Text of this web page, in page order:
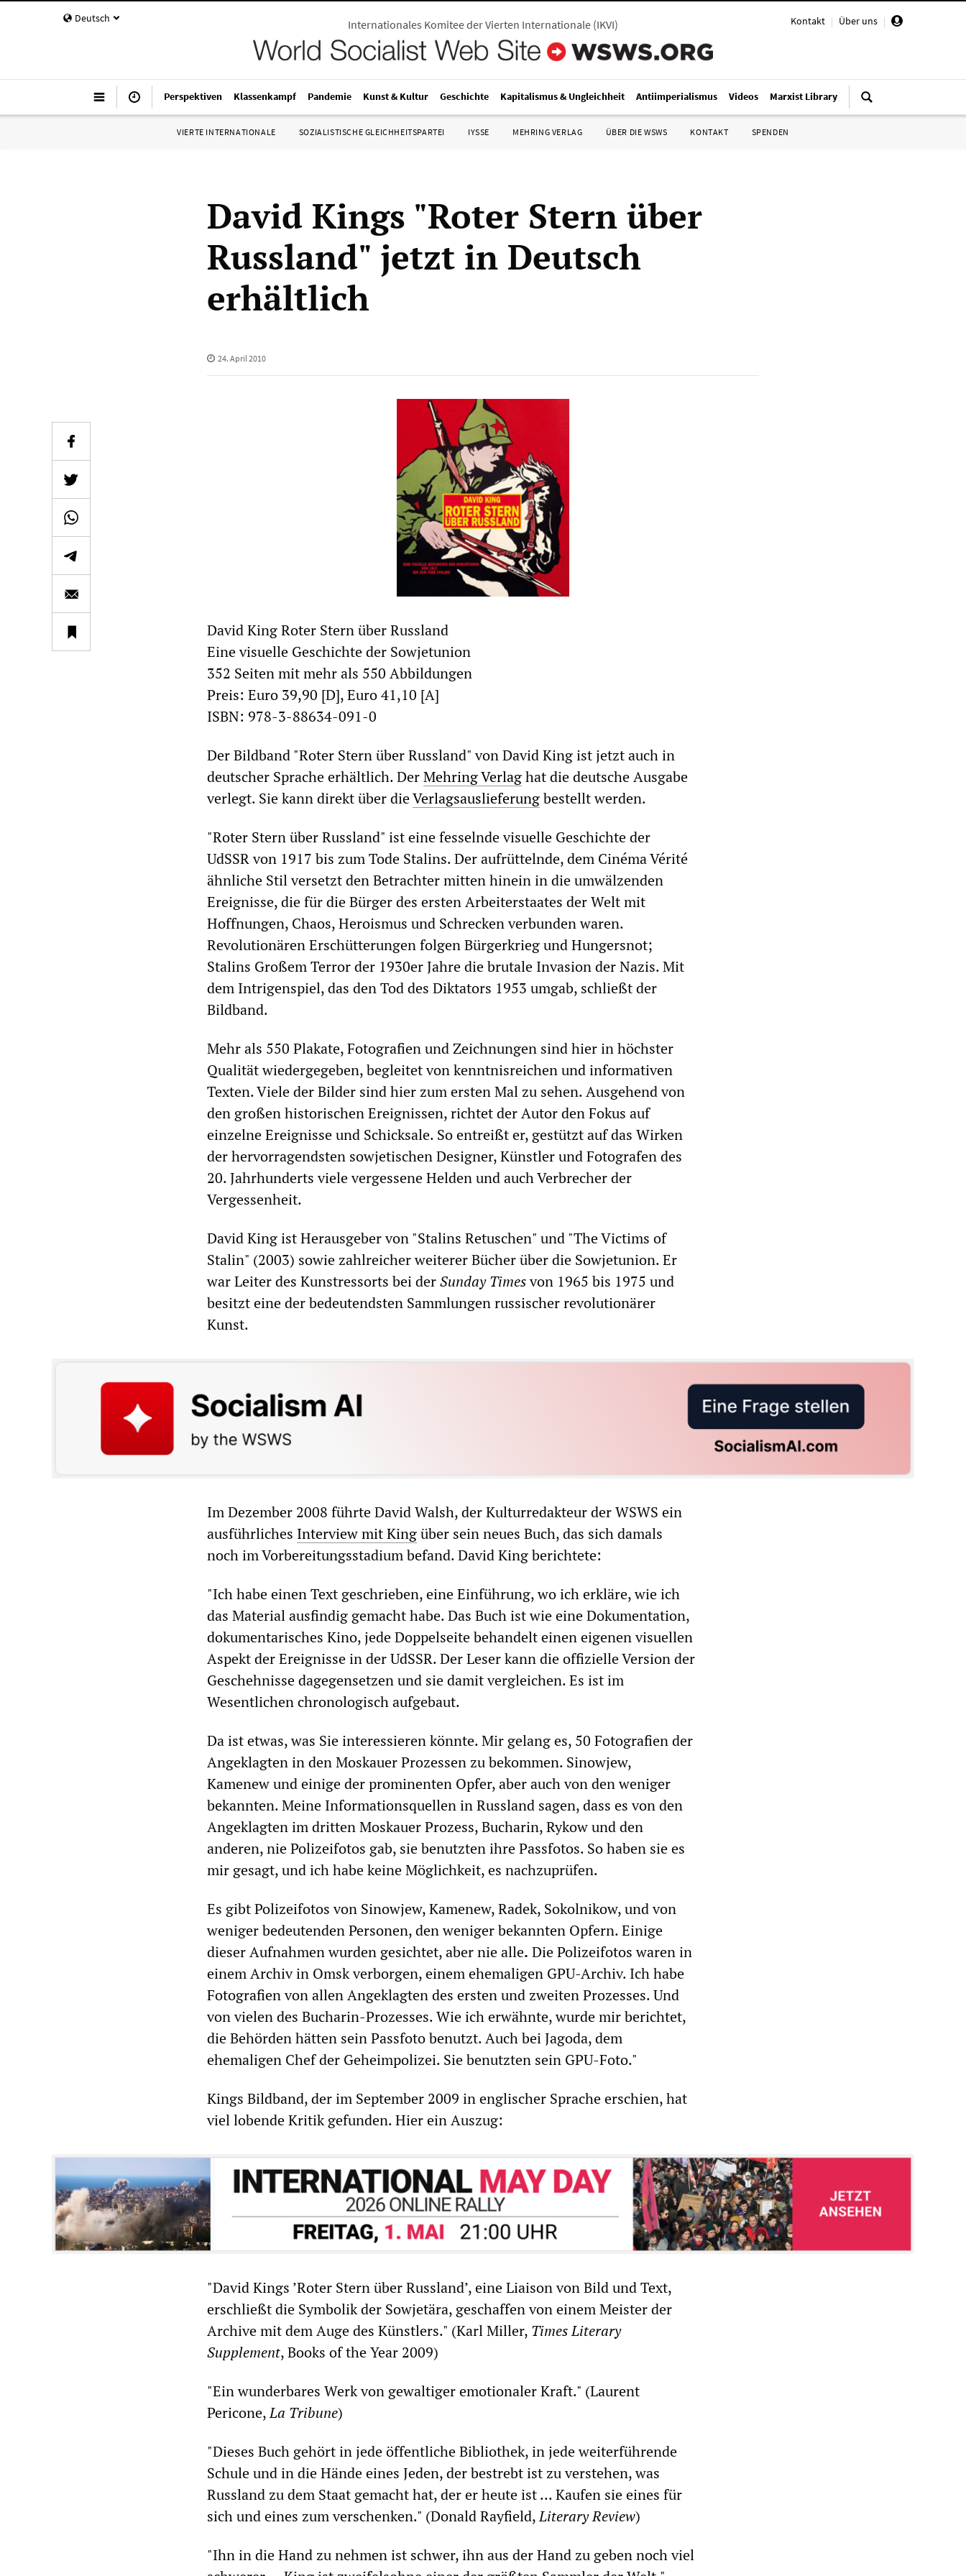
Deutsch Kontakt | Über uns |
Internationales Komitee der Vierten Internationale (IKVI)
Perspektiven Klassenkampf Pandemie Kunst & Kultur Geschichte Kapitalismus & Ungleichheit Antiimperialismus Videos Marxist Library
VIERTE INTERNATIONALE SOZIALISTISCHE GLEICHHEITSPARTEI IYSSE MEHRING VERLAG ÜBER DIE WSWS KONTAKT SPENDEN
David Kings "Roter Stern über
Russland" jetzt in Deutsch
erhältlich
24. April 2010
David King Roter Stern über Russland
Eine visuelle Geschichte der Sowjetunion
352 Seiten mit mehr als 550 Abbildungen
Preis: Euro 39,90 [D], Euro 41,10 [A]
ISBN: 978-3-88634-091-0
Der Bildband "Roter Stern über Russland" von David King ist jetzt auch in
deutscher Sprache erhältlich. DerMehring Verlaghat die deutsche Ausgabe
verlegt. Sie kann direkt über dieVerlagsauslieferungbestellt werden.
"Roter Stern über Russland" ist eine fesselnde visuelle Geschichte der
UdSSR von 1917 bis zum Tode Stalins. Der aufrüttelnde, dem Cinéma Vérité
ähnliche Stil versetzt den Betrachter mitten hinein in die umwälzenden
Ereignisse, die für die Bürger des ersten Arbeiterstaates der Welt mit
Hoffnungen, Chaos, Heroismus und Schrecken verbunden waren.
Revolutionären Erschütterungen folgen Bürgerkrieg und Hungersnot;
Stalins Großem Terror der 1930er Jahre die brutale Invasion der Nazis. Mit
dem Intrigenspiel, das den Tod des Diktators 1953 umgab, schließt der
Bildband.
Mehr als 550 Plakate, Fotografien und Zeichnungen sind hier in höchster
Qualität wiedergegeben, begleitet von kenntnisreichen und informativen
Texten. Viele der Bilder sind hier zum ersten Mal zu sehen. Ausgehend von
den großen historischen Ereignissen, richtet der Autor den Fokus auf
einzelne Ereignisse und Schicksale. So entreißt er, gestützt auf das Wirken
der hervorragendsten sowjetischen Designer, Künstler und Fotografen des
20. Jahrhunderts viele vergessene Helden und auch Verbrecher der
Vergessenheit.
David King ist Herausgeber von "Stalins Retuschen" und "The Victims of
Stalin" (2003) sowie zahlreicher weiterer Bücher über die Sowjetunion. Er
war Leiter des Kunstressorts bei derSunday Timesvon 1965 bis 1975 und
besitzt eine der bedeutendsten Sammlungen russischer revolutionärer
Kunst.
Im Dezember 2008 führte David Walsh, der Kulturredakteur der WSWS ein
ausführliches Interview mit Kingüber sein neues Buch, das sich damals
noch im Vorbereitungsstadium befand. David King berichtete:
"Ich habe einen Text geschrieben, eine Einführung, wo ich erkläre, wie ich
das Material ausfindig gemacht habe. Das Buch ist wie eine Dokumentation,
dokumentarisches Kino, jede Doppelseite behandelt einen eigenen visuellen
Aspekt der Ereignisse in der UdSSR. Der Leser kann die offizielle Version der
Geschehnisse dagegensetzen und sie damit vergleichen. Es ist im
Wesentlichen chronologisch aufgebaut.
Da ist etwas, was Sie interessieren könnte. Mir gelang es, 50 Fotografien der
Angeklagten in den Moskauer Prozessen zu bekommen. Sinowjew,
Kamenew und einige der prominenten Opfer, aber auch von den weniger
bekannten. Meine Informationsquellen in Russland sagen, dass es von den
Angeklagten im dritten Moskauer Prozess, Bucharin, Rykow und den
anderen, nie Polizeifotos gab, sie benutzten ihre Passfotos. So haben sie es
mir gesagt, und ich habe keine Möglichkeit, es nachzuprüfen.
Es gibt Polizeifotos von Sinowjew, Kamenew, Radek, Sokolnikow, und von
weniger bedeutenden Personen, den weniger bekannten Opfern. Einige
dieser Aufnahmen wurden gesichtet, aber nie alle. Die Polizeifotos waren in
einem Archiv in Omsk verborgen, einem ehemaligen GPU-Archiv. Ich habe
Fotografien von allen Angeklagten des ersten und zweiten Prozesses. Und
von vielen des Bucharin-Prozesses. Wie ich erwähnte, wurde mir berichtet,
die Behörden hätten sein Passfoto benutzt. Auch bei Jagoda, dem
ehemaligen Chef der Geheimpolizei. Sie benutzten sein GPU-Foto."
Kings Bildband, der im September 2009 in englischer Sprache erschien, hat
viel lobende Kritik gefunden. Hier ein Auszug:
"David Kings ’Roter Stern über Russland’, eine Liaison von Bild und Text,
erschließt die Symbolik der Sowjetära, geschaffen von einem Meister der
Archive mit dem Auge des Künstlers." (Karl Miller, Times Literary
Supplement, Books of the Year 2009)
"Ein wunderbares Werk von gewaltiger emotionaler Kraft." (Laurent
Pericone,La Tribune)
"Dieses Buch gehört in jede öffentliche Bibliothek, in jede weiterführende
Schule und in die Hände eines Jeden, der bestrebt ist zu verstehen, was
Russland zu dem Staat gemacht hat, der er heute ist ... Kaufen sie eines für
sich und eines zum verschenken." (Donald Rayfield,Literary Review)
"Ihn in die Hand zu nehmen ist schwer, ihn aus der Hand zu geben noch viel